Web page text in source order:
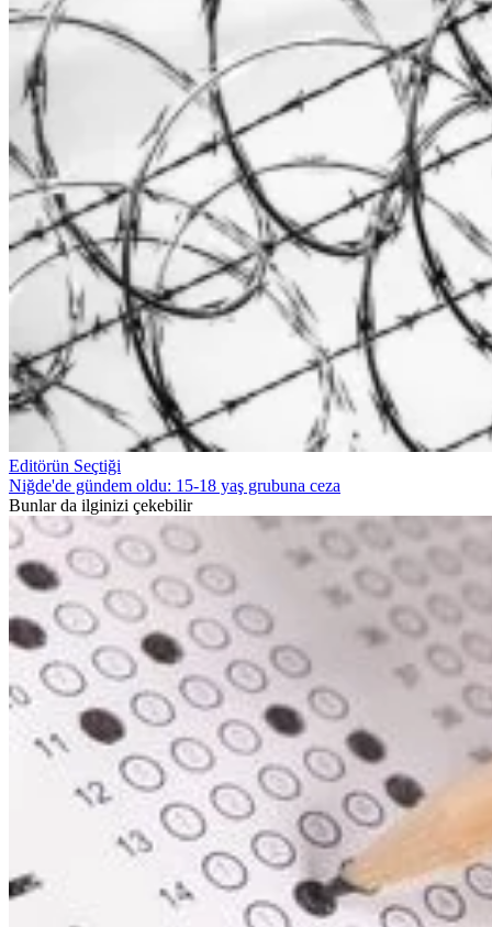
Editörün Seçtiği
Niğde'de gündem oldu: 15-18 yaş grubuna ceza
Bunlar da ilginizi çekebilir